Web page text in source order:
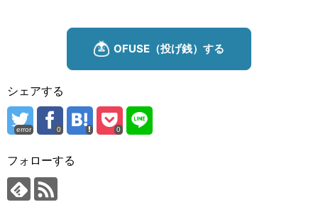
シェアする
error 0 0
フォローする